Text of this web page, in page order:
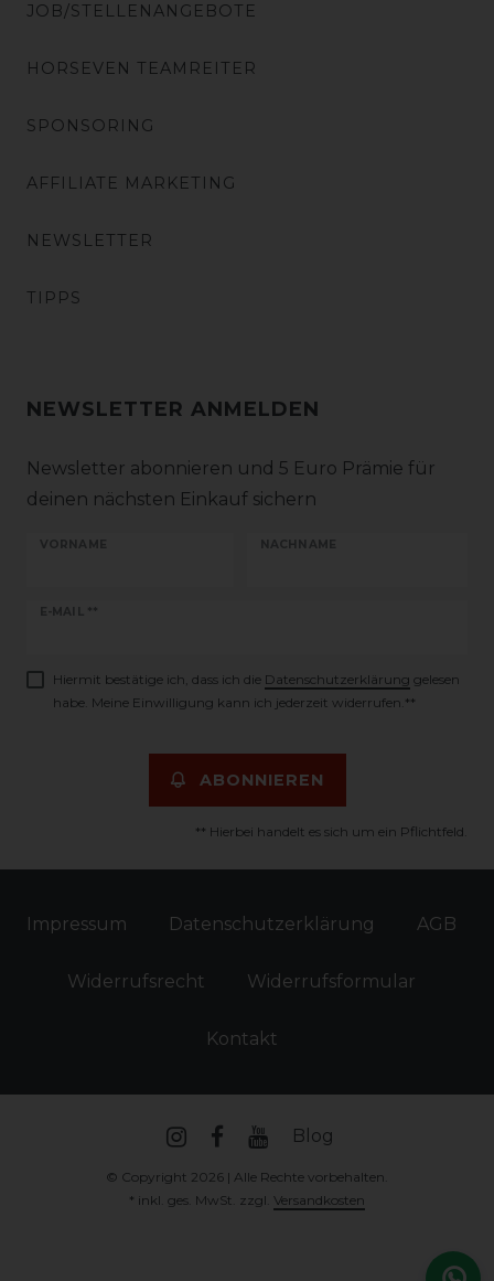
JOB/STELLENANGEBOTE
HORSEVEN TEAMREITER
SPONSORING
AFFILIATE MARKETING
NEWSLETTER
TIPPS
NEWSLETTER ANMELDEN
Newsletter abonnieren und 5 Euro Prämie für
deinen nächsten Einkauf sichern
VORNAME NACHNAME
E-MAIL **
Newsletter
Hiermit bestätige ich, dass ich die Daten­schutz­erklärung gelesen
habe. Meine Einwilligung kann ich jederzeit widerrufen.**
ABONNIEREN
** Hierbei handelt es sich um ein Pflichtfeld.
Impressum Daten­schutz­erklärung AGB
Widerrufs­recht Widerrufs­formular
Kontakt
Blog
© Copyright 2026 | Alle Rechte vorbehalten.
* inkl. ges. MwSt. zzgl. Versandkosten